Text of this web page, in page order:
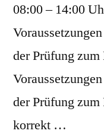
08:00 – 14:00
der Prüfung
der Prüfung
korrekt …